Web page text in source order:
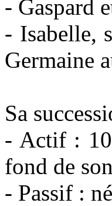
- Gaspard
- Isabelle,
Germaine
Sa
- Actif :
fond de
- Passif :